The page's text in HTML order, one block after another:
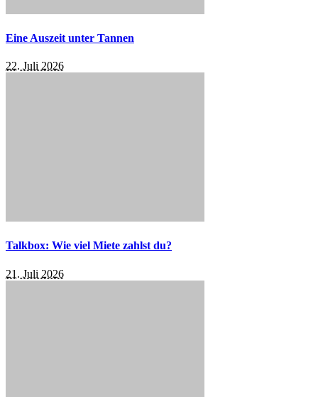
Eine Auszeit unter Tannen
22. Juli 2026
Talkbox: Wie viel Miete zahlst du?
21. Juli 2026